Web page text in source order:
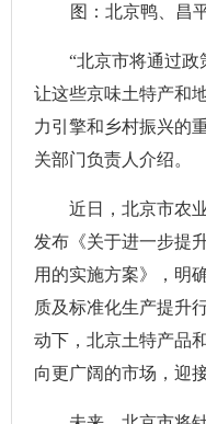
图：北京鸭、昌
“北京市将通过政
让这些京味土特产和
力引擎和乡村振兴的
关部门负责人介绍。
近日，北京市农业
发布《关于进一步提
用的实施方案》，明
质及标准化生产提升
动下，北京土特产品
向更广阔的市场，迎